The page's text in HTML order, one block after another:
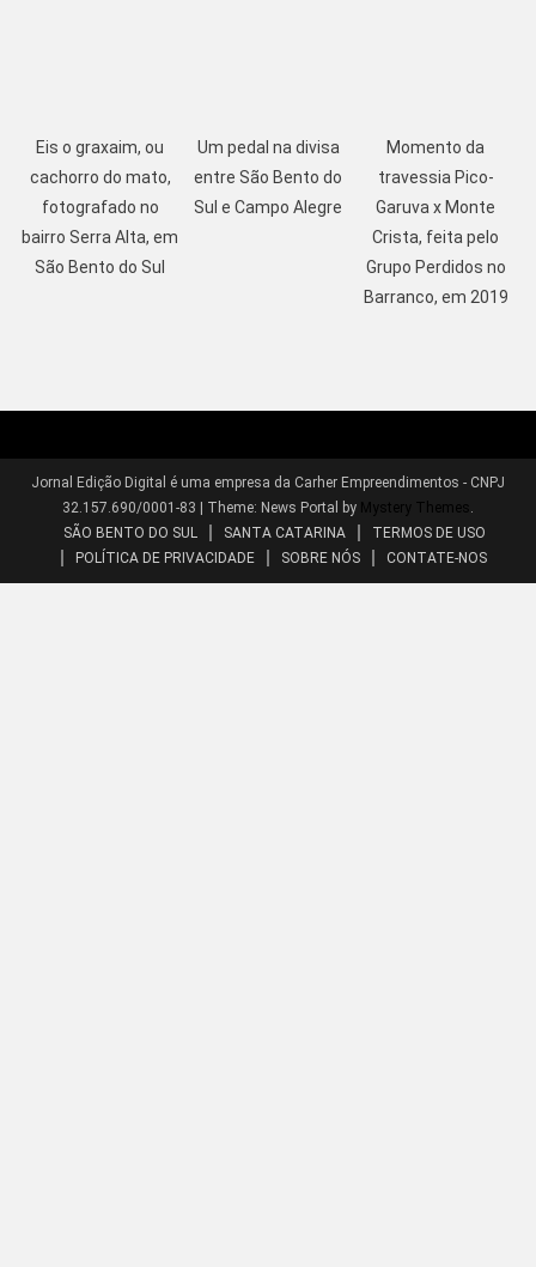
Eis o graxaim, ou
cachorro do mato,
fotografado no
bairro Serra Alta, em
São Bento do Sul
Um pedal na divisa
entre São Bento do
Sul e Campo Alegre
Momento da
travessia Pico-
Garuva x Monte
Crista, feita pelo
Grupo Perdidos no
Barranco, em 2019
Jornal Edição Digital é uma empresa da Carher Empreendimentos - CNPJ
32.157.690/0001-83
Theme: News Portal by Mystery Themes .
SÃO BENTO DO SUL
SANTA CATARINA
TERMOS DE USO
POLÍTICA DE PRIVACIDADE
SOBRE NÓS CONTATE-NOS